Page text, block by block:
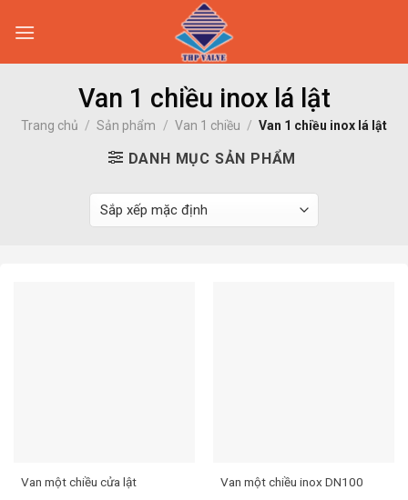
Van 1 chiều inox lá lật
Trang chủ / Sản phẩm / Van 1 chiều / Van 1 chiều inox lá lật
DANH MỤC SẢN PHẨM
Van một chiều cửa lật Van một chiều inox DN100